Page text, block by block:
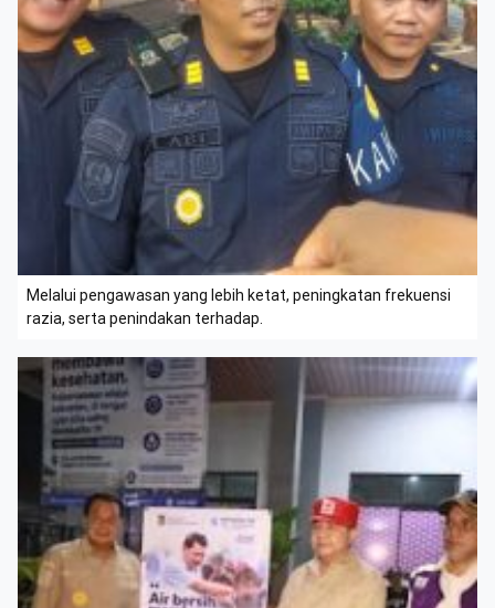
Melalui pengawasan yang lebih ketat, peningkatan frekuensi
razia, serta penindakan terhadap.